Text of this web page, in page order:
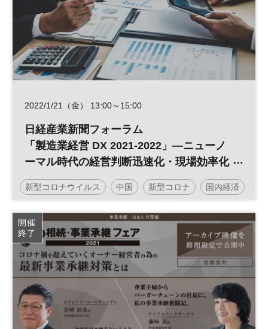
2022/1/21（金） 13:00～15:00
日経産業新聞フォーラム
「製造業経営 DX 2021-2022」―ニューノ
ーマル時代の経営判断迅速化・現場効率化
―Day2 （ウェブ配信1月21日（金）)
新型コロナウイルス 中国 新型コロナ 国内経済
在庫管理 景気 生産管理
コンプライアンスリスク 企業評価 海外生産
賠償責任 海外拠点 貿易 グローバルビジネス
グローバルリスク リスク管理 ニューノーマル
データ活用 デジタルトランスフォーメーション
開催
終了